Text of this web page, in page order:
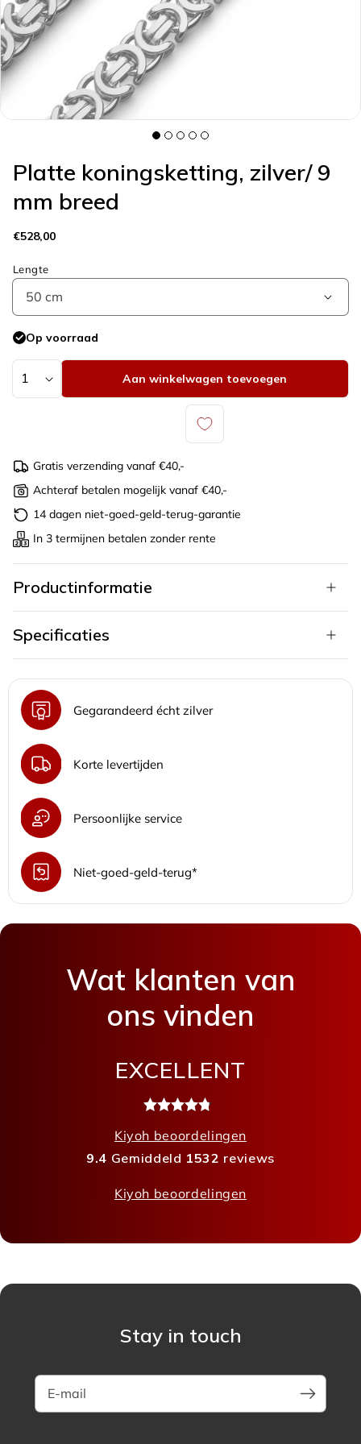
galerieweergave
Platte koningsketting, zilver/ 9
mm breed
Normale
€528,00
Lengte
Op voorraad
Aantal
Aan winkelwagen toevoegen
Gratis verzending vanaf €40,-
Achteraf betalen mogelijk vanaf €40,-
14 dagen niet-goed-geld-terug-garantie
In 3 termijnen betalen zonder rente
Productinformatie
Specificaties
Gegarandeerd écht zilver
Korte levertijden
Persoonlijke service
Niet-goed-geld-terug*
Wat klanten van
ons vinden
EXCELLENT
Kiyoh beoordelingen
9.4 Gemiddeld 1532 reviews
Kiyoh beoordelingen
Stay in touch
E-mail